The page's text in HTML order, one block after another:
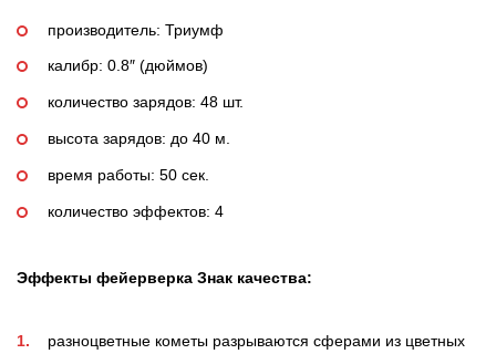
производитель: Триумф
калибр: 0.8″ (дюймов)
количество зарядов: 48 шт.
высота зарядов: до 40 м.
время работы: 50 сек.
количество эффектов: 4
Эффекты фейерверка Знак качества:
разноцветные кометы разрываются сферами из цветных